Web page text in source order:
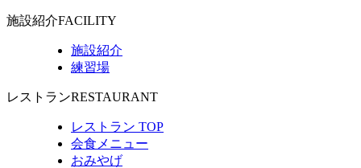
施設紹介FACILITY
施設紹介
練習場
レストランRESTAURANT
レストラン TOP
会食メニュー
おみやげ